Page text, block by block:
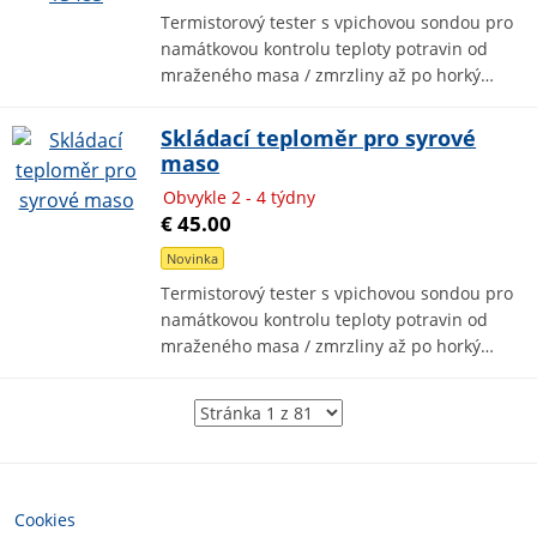
Termistorový tester s vpichovou sondou pro
namátkovou kontrolu teploty potravin od
mraženého masa / zmrzliny až po horký…
Skládací teploměr pro syrové
maso
Obvykle 2 - 4 týdny
€ 45.00
Novinka
Termistorový tester s vpichovou sondou pro
namátkovou kontrolu teploty potravin od
mraženého masa / zmrzliny až po horký…
Cookies